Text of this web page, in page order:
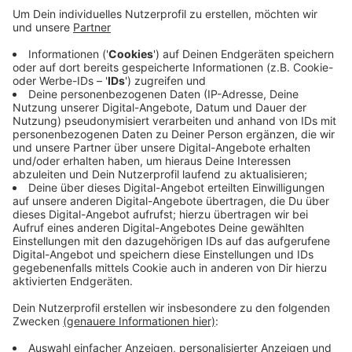
Am Wochenende hatte jemand auf dem Gelände einen
"verdächtigen Gegenstand" entdeckt. Er stellte sich
als scharfe Granate aus dem Zweiten Weltkrieg
heraus. Der Kampfmittelräumdienst sprengte die
Granate kontrolliert. Gerade auch wegen solcher
Fundstücke ist das Betreten und vor allem das
Befahren des Geländes auf dem ehemaligen
Truppenübungsplatz verboten. Das ignorieren vor
allem einige Motorcrossfahrer immer wieder und
drehen hier ihre Runden.
Anzeige